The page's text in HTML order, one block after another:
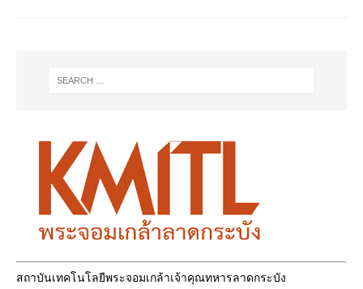
สถาบันเทคโนโลยีพระจอมเกล้าเจ้าคุณทหารลาดกระบัง